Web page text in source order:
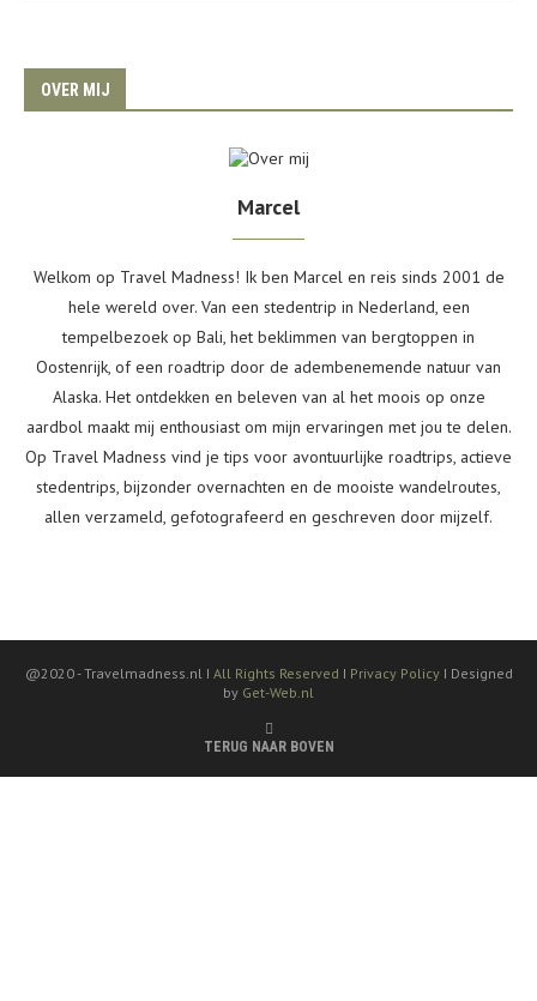
OVER MIJ
Marcel
Welkom op Travel Madness! Ik ben Marcel en reis sinds 2001 de
hele wereld over. Van een stedentrip in Nederland, een
tempelbezoek op Bali, het beklimmen van bergtoppen in
Oostenrijk, of een roadtrip door de adembenemende natuur van
Alaska. Het ontdekken en beleven van al het moois op onze
aardbol maakt mij enthousiast om mijn ervaringen met jou te delen.
Op Travel Madness vind je tips voor avontuurlijke roadtrips, actieve
stedentrips, bijzonder overnachten en de mooiste wandelroutes,
allen verzameld, gefotografeerd en geschreven door mijzelf.
@2020 -Travelmadness.nl I All Rights Reserved I Privacy Policy I Designed
by Get-Web.nl
TERUG NAAR BOVEN